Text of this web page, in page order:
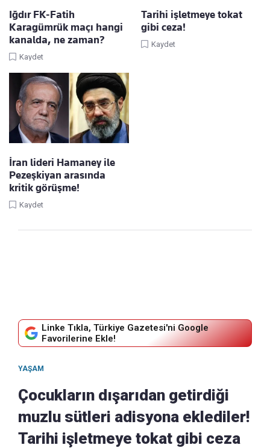
Iğdır FK-Fatih
Karagümrük maçı hangi
kanalda, ne zaman?
Kaydet
Tarihi işletmeye tokat
gibi ceza!
Kaydet
İran lideri Hamaney ile
Pezeşkiyan arasında
kritik görüşme!
Kaydet
Linke Tıkla, Türkiye Gazetesi'ni Google
Favorilerine Ekle!
YAŞAM
Çocukların dışarıdan getirdiği
muzlu sütleri adisyona eklediler!
Tarihi işletmeye tokat gibi ceza